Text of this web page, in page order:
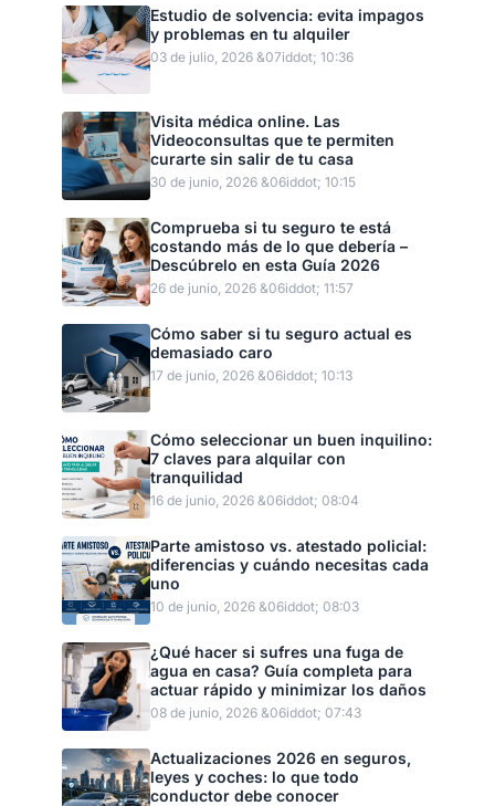
Estudio de solvencia: evita impagos
y problemas en tu alquiler
03 de julio, 2026 &07iddot; 10:36
Visita médica online. Las
Videoconsultas que te permiten
curarte sin salir de tu casa
30 de junio, 2026 &06iddot; 10:15
Comprueba si tu seguro te está
costando más de lo que debería –
Descúbrelo en esta Guía 2026
26 de junio, 2026 &06iddot; 11:57
Cómo saber si tu seguro actual es
demasiado caro
17 de junio, 2026 &06iddot; 10:13
Cómo seleccionar un buen inquilino:
7 claves para alquilar con
tranquilidad
16 de junio, 2026 &06iddot; 08:04
Parte amistoso vs. atestado policial:
diferencias y cuándo necesitas cada
uno
10 de junio, 2026 &06iddot; 08:03
¿Qué hacer si sufres una fuga de
agua en casa? Guía completa para
actuar rápido y minimizar los daños
08 de junio, 2026 &06iddot; 07:43
Actualizaciones 2026 en seguros,
leyes y coches: lo que todo
conductor debe conocer